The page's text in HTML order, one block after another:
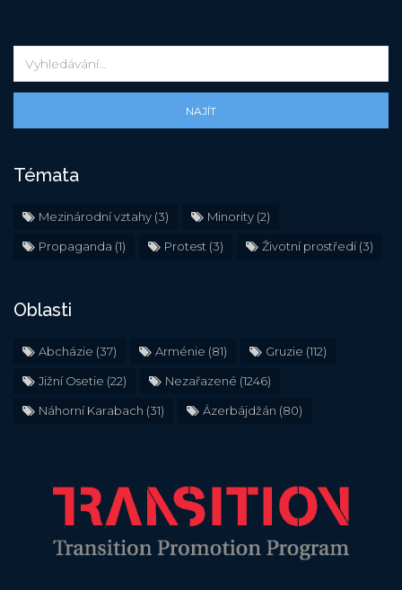
NAJÍT
Témata
Mezinárodní vztahy (3) Minority (2)
Propaganda (1) Protest (3) Životní prostředí(3)
Oblasti
Abcházie (37) Arménie (81) Gruzie (112)
Jižní Osetie (22) Nezařazené (1246)
Náhorní Karabach (31) Ázerbájdžán (80)